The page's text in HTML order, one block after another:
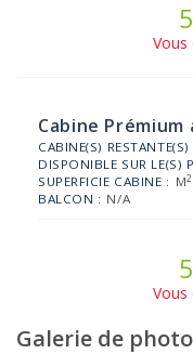
Vous
Cabine Prémium
CABINE(S) RESTANTE(S)
DISPONIBLE SUR LE(S)
SUPERFICIE CABINE : M2
BALCON : N/A
Vous
Galerie de